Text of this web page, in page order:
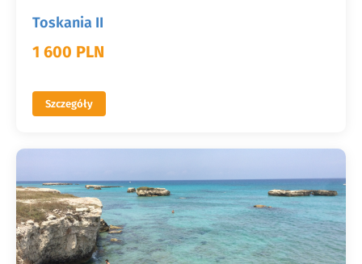
Toskania II
1 600 PLN
Szczegóły